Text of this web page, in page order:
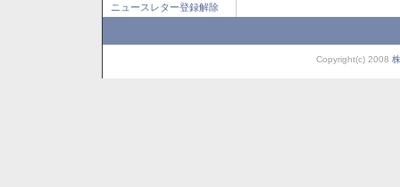
ニュースレター登録解除
Copyright(c) 2008